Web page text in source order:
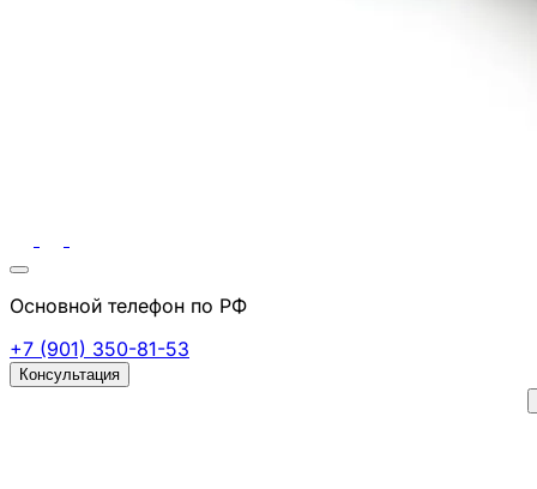
Основной телефон по РФ
+7 (901) 350-81-53
Консультация